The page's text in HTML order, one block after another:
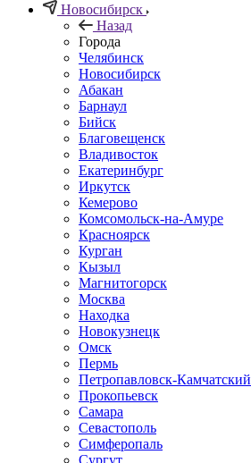
Новосибирск
Назад
Города
Челябинск
Новосибирск
Абакан
Барнаул
Бийск
Благовещенск
Владивосток
Екатеринбург
Иркутск
Кемерово
Комсомольск-на-Амуре
Красноярск
Курган
Кызыл
Магнитогорск
Москва
Находка
Новокузнецк
Омск
Пермь
Петропавловск-Камчатский
Прокопьевск
Самара
Севастополь
Симферопаль
Сургут